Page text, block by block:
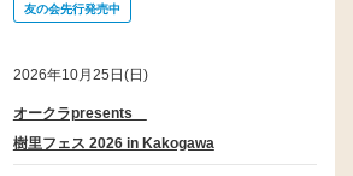
友の会先行発売中
2026年10月25日(日)
オークラpresents
樹里フェス 2026 in Kakogawa